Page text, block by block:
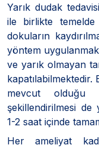
Yarık dudak
ile birlikte
dokuların
yöntem
ve yarık olmayan
mevcut olduğu
şekillendirilmesi de
1-2 saat içinde
Her ameliyat